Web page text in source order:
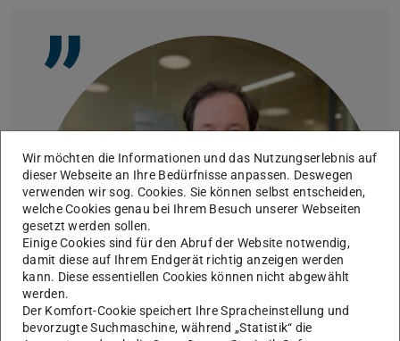
”
Wir möchten die Informationen und das Nutzungserlebnis auf
dieser Webseite an Ihre Bedürfnisse anpassen. Deswegen
verwenden wir sog. Cookies. Sie können selbst entscheiden,
welche Cookies genau bei Ihrem Besuch unserer Webseiten
gesetzt werden sollen.
Einige Cookies sind für den Abruf der Website notwendig,
damit diese auf Ihrem Endgerät richtig anzeigen werden
kann. Diese essentiellen Cookies können nicht abgewählt
werden.
Der Komfort-Cookie speichert Ihre Spracheinstellung und
bevorzugte Suchmaschine, während „Statistik“ die